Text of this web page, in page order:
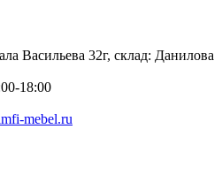
Васильева 32г, склад: Данилова
18:00
mebel.ru